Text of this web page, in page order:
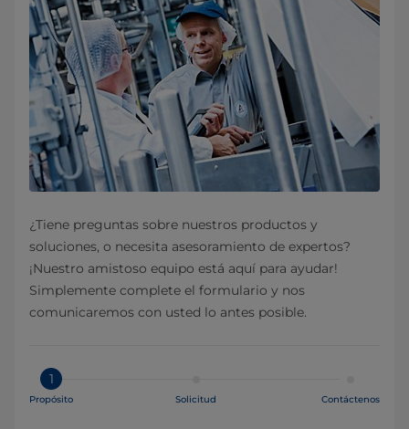
¿Tiene preguntas sobre nuestros productos y
soluciones, o necesita asesoramiento de expertos?
¡Nuestro amistoso equipo está aquí para ayudar!
Simplemente complete el formulario y nos
comunicaremos con usted lo antes posible.
1
Propósito Solicitud Contáctenos